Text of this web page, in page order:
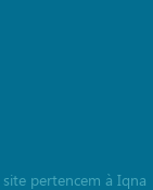
pertencem à Iqna